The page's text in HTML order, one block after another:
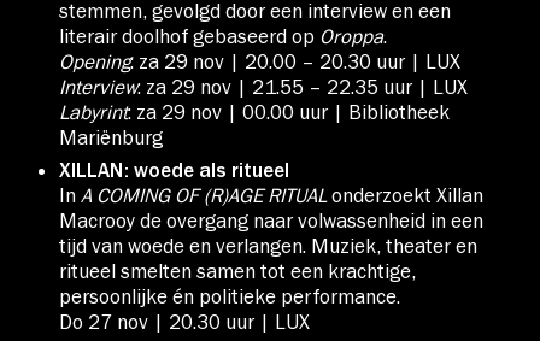
stemmen, gevolgd door een interview en een
literair doolhof gebaseerd op Oroppa.
Opening: za 29 nov | 20.00 – 20.30 uur | LUX
Interview: za 29 nov | 21.55 – 22.35 uur | LUX
Labyrint: za 29 nov | 00.00 uur | Bibliotheek
Mariënburg
XILLAN: woede als ritueel
In A COMING OF (R)AGE RITUALonderzoekt Xillan
Macrooy de overgang naar volwassenheid in een
tijd van woede en verlangen. Muziek, theater en
ritueel smelten samen tot een krachtige,
persoonlijke én politieke performance.
Do 27 nov | 20.30 uur | LUX